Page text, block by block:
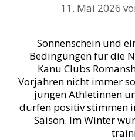
11. Mai 2026
Sonnenschein und
Bedingungen für die
Kanu Clubs
Vorjahren nicht immer
jungen Athletinnen
dürfen positiv stimmen
Saison. Im Winter